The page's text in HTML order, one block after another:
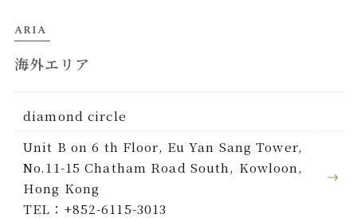
ARIA
海外エリア
diamond circle
Unit B on 6 th Floor, Eu Yan Sang Tower,
No.11-15 Chatham Road South, Kowloon,
Hong Kong
TEL：+852-6115-3013